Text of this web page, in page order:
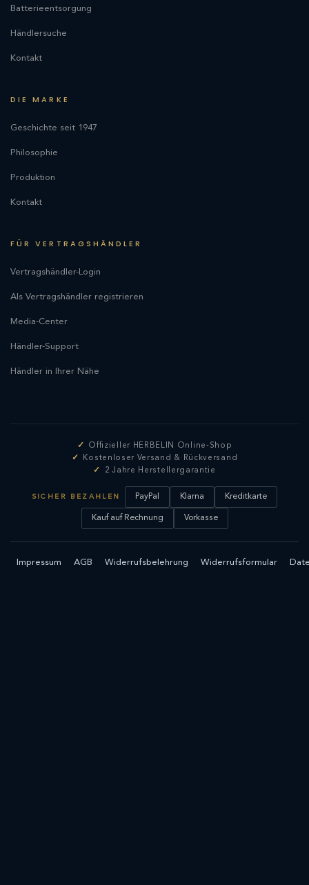
Batterieentsorgung
Händlersuche
Kontakt
DIE MARKE
Geschichte seit 1947
Philosophie
Produktion
Kontakt
FÜR VERTRAGSHÄNDLER
Vertragshändler-Login
Als Vertragshändler registrieren
Media-Center
Händler-Support
Händler in Ihrer Nähe
Offizieller HERBELIN Online-Shop
Kostenloser Versand & Rückversand
2 Jahre Herstellergarantie
SICHER BEZAHLEN PayPal Klarna Kreditkarte
Kauf auf Rechnung Vorkasse
Impressum AGB Widerrufsbelehrung Widerrufsformular